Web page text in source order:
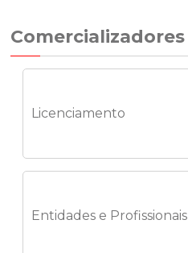
Comercializadores
Licenciamento
Entidades e Profissionais